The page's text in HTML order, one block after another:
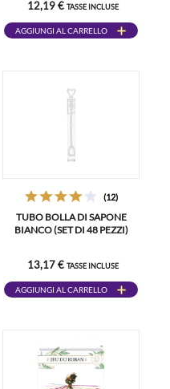
12,19 € TASSE INCLUSE
AGGIUNGI AL CARRELLO
(12)
TUBO BOLLA DI SAPONE
BIANCO (SET DI 48 PEZZI)
13,17 € TASSE INCLUSE
AGGIUNGI AL CARRELLO